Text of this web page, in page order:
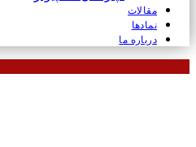
مقالات
نمادها
درباره ما